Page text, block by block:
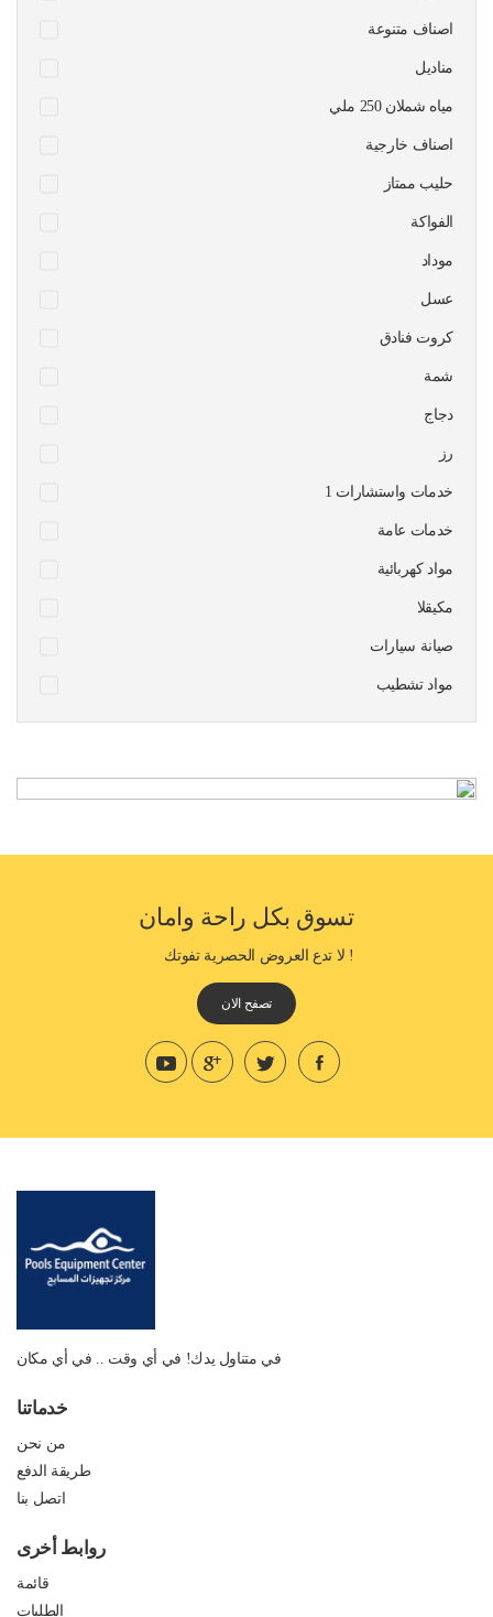
اصناف متنوعة
مناديل
مياه شملان 250 ملي
اصناف خارجية
حليب ممتاز
الفواكة
موداد
عسل
كروت فنادق
شمة
دجاج
رز
1 خدمات واستشارات
خدمات عامة
مواد كهربائية
مكيقلا
صيانة سيارات
مواد تشطيب
تسوق بكل راحة وامان
! لا تدع العروض الحصرية تفوتك
تصفح الان
في متناول يدك! في أي وقت .. في أي مكان
خدماتنا
من نحن
طريقة الدفع
اتصل بنا
روابط أخرى
قائمة
الطلبات